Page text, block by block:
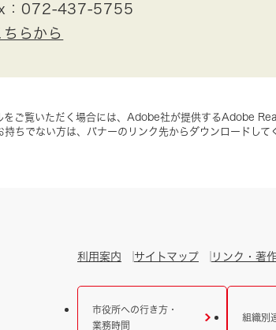
：072-437-5755
らから
をご覧いただく場合には、Adobe社が提供するAdobe
ちでない方は、バナーのリンク先からダウンロードして
利用案内 サイトマップ リンク・著
市役所への行き方・
業務時間
組織別